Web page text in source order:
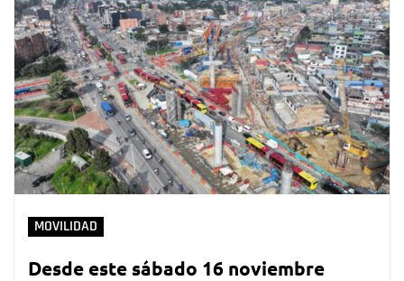
MOVILIDAD
Desde este sábado 16 noviembre